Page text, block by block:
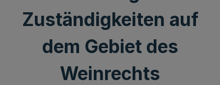
Zuständigkeiten auf
dem Gebiet des
Weinrechts